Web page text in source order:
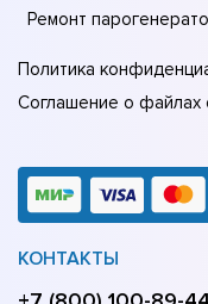
Ремонт
Политика
Соглашение о файлах
КОНТАКТЫ